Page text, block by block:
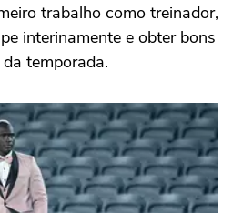
trabalho como treinador,
interinamente e obter bons
temporada.